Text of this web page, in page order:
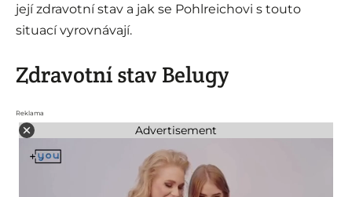
její zdravotní stav a jak se Pohlreichovi s touto
situací vyrovnávají.
Zdravotní stav Belugy
Reklama
Advertisement